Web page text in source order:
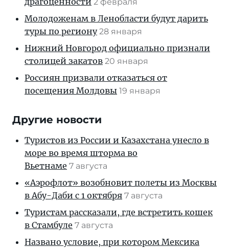
Молодоженам в Ленобласти будут дарить
туры по региону 28 января
Нижний Новгород официально признали
столицей закатов 20 января
Россиян призвали отказаться от
посещения Молдовы 19 января
Другие новости
Туристов из России и Казахстана унесло в
море во время шторма во
Вьетнаме 7 августа
«Аэрофлот» возобновит полеты из Москвы
в Абу-Даби с 1 октября 7 августа
Туристам рассказали, где встретить кошек
в Стамбуле 7 августа
Названо условие, при котором Мексика